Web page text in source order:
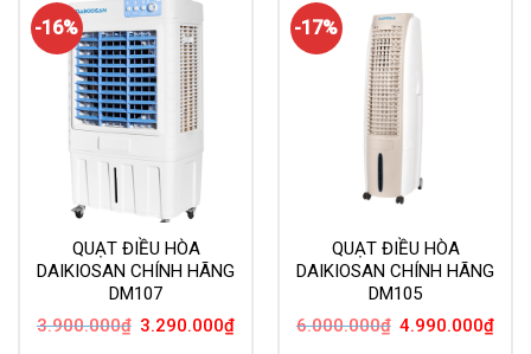
6.250.000₫.
-16%
QUẠT ĐIỀU HÒA
DAIKIOSAN CHÍNH HÃNG
DM107
3.900.000₫ Giá
gốc
3.290.000₫Giá
-17%
QUẠT ĐIỀU HÒA
DAIKIOSAN CHÍNH HÃNG
DM105
6.000.000₫ Giá
gốc
4.990.000₫Giá